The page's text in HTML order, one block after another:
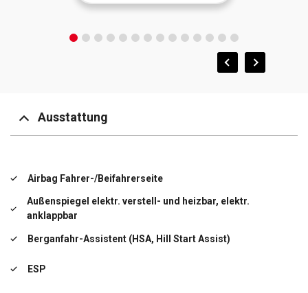
Ausstattung
Airbag Fahrer-/Beifahrerseite
Außenspiegel elektr. verstell- und heizbar, elektr.
anklappbar
Berganfahr-Assistent (HSA, Hill Start Assist)
ESP